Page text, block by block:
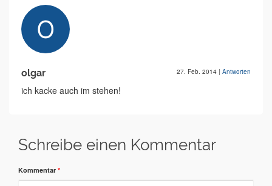
olgar 27. Feb. 2014 | Antworten
ich kacke auch im stehen!
Schreibe einen Kommentar
Kommentar *